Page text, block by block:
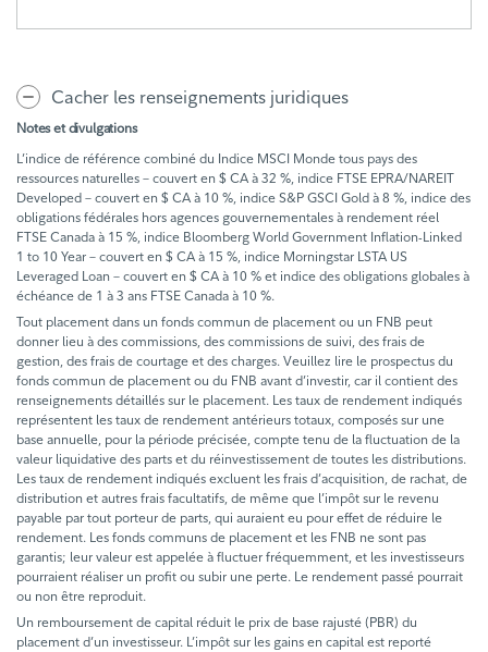
Cacher les renseignements juridiques
Notes et divulgations
L’indice de référence combiné du Indice MSCI Monde tous pays des
ressources naturelles – couvert en $ CA à 32 %, indice FTSE EPRA/NAREIT
Developed – couvert en $ CA à 10 %, indice S&P GSCI Gold à 8 %, indice des
obligations fédérales hors agences gouvernementales à rendement réel
FTSE Canada à 15 %, indice Bloomberg World Government Inflation-Linked
1 to 10 Year – couvert en $ CA à 15 %, indice Morningstar LSTA US
Leveraged Loan – couvert en $ CA à 10 % et indice des obligations globales à
échéance de 1 à 3 ans FTSE Canada à 10 %.
Tout placement dans un fonds commun de placement ou un FNB peut
donner lieu à des commissions, des commissions de suivi, des frais de
gestion, des frais de courtage et des charges. Veuillez lire le prospectus du
fonds commun de placement ou du FNB avant d’investir, car il contient des
renseignements détaillés sur le placement. Les taux de rendement indiqués
représentent les taux de rendement antérieurs totaux, composés sur une
base annuelle, pour la période précisée, compte tenu de la fluctuation de la
valeur liquidative des parts et du réinvestissement de toutes les distributions.
Les taux de rendement indiqués excluent les frais d’acquisition, de rachat, de
distribution et autres frais facultatifs, de même que l’impôt sur le revenu
payable par tout porteur de parts, qui auraient eu pour effet de réduire le
rendement. Les fonds communs de placement et les FNB ne sont pas
garantis; leur valeur est appelée à fluctuer fréquemment, et les investisseurs
pourraient réaliser un profit ou subir une perte. Le rendement passé pourrait
ou non être reproduit.
Un remboursement de capital réduit le prix de base rajusté (PBR) du
placement d’un investisseur. L’impôt sur les gains en capital est reporté